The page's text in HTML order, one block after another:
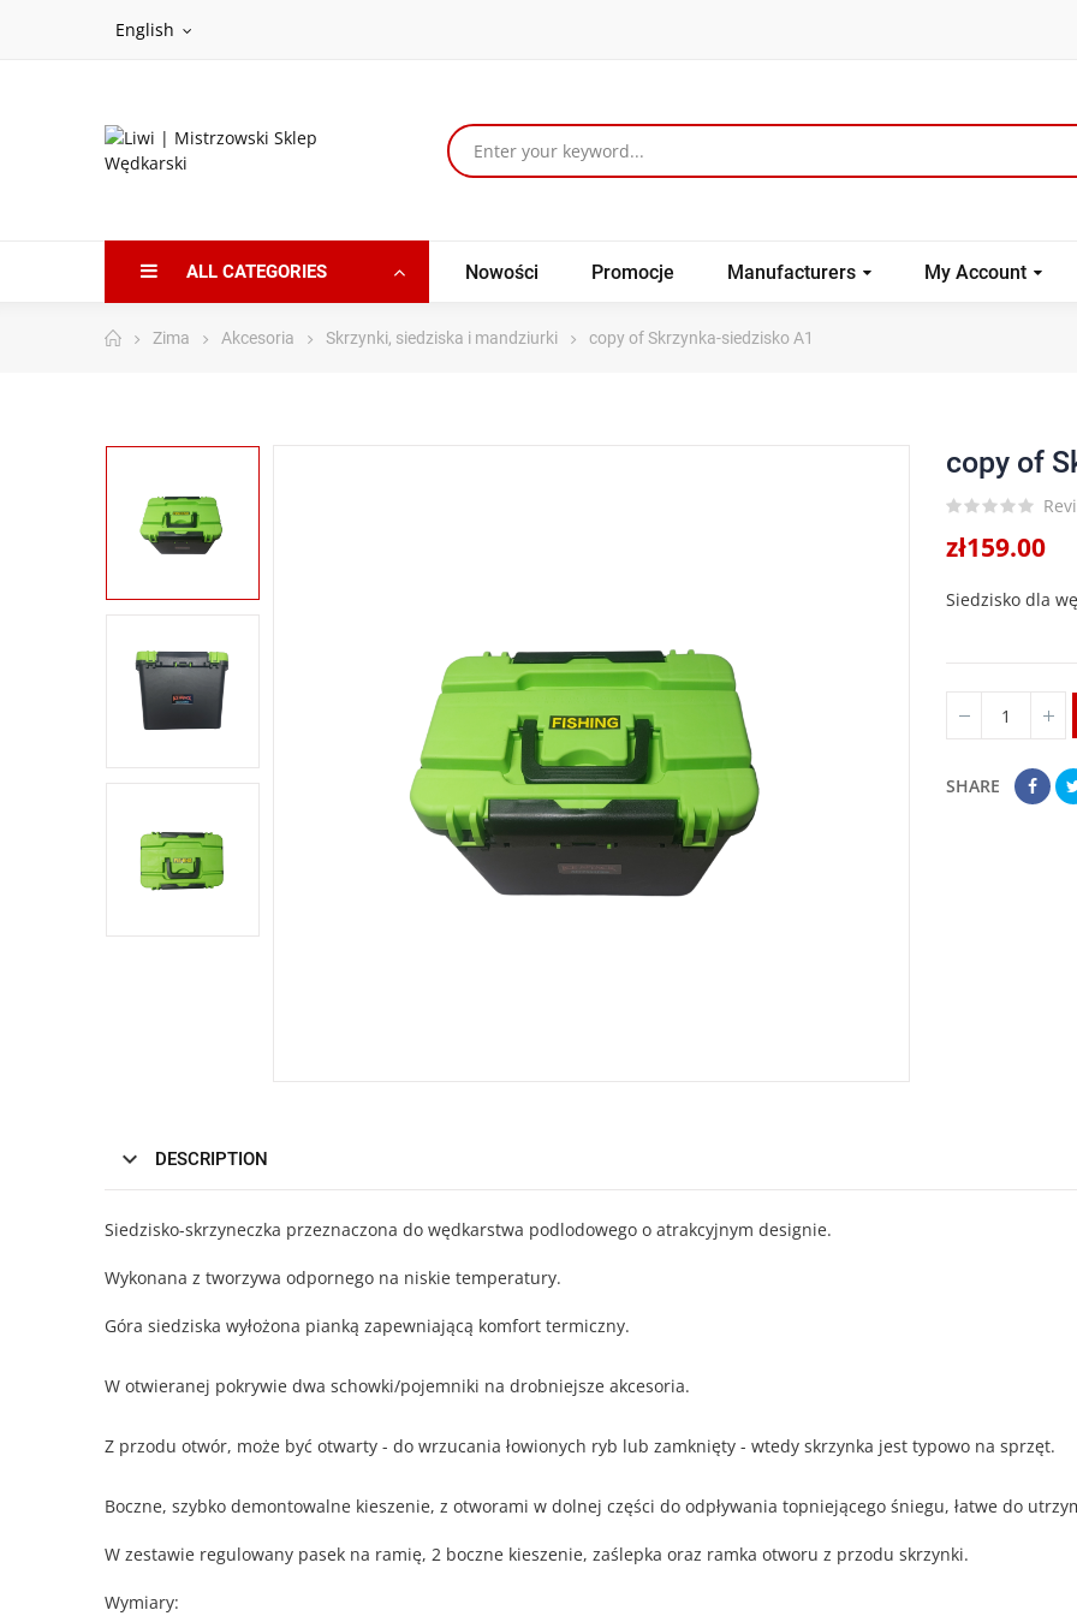
English
ALL CATEGORIES Nowości Promocje Manufacturers My Account
Zima Akcesoria Skrzynki, siedziska i mandziurki copy of Skrzynka-siedzisko A1
copy of
zł159.00
Siedzisko dla
SHARE
DESCRIPTION
Siedzisko-skrzyneczka przeznaczona do wędkarstwa podlodowego o atrakcyjnym designie.
Wykonana z tworzywa odpornego na niskie temperatury.
Góra siedziska wyłożona pianką zapewniającą komfort termiczny.
W otwieranej pokrywie dwa schowki/pojemniki na drobniejsze akcesoria.
Z przodu otwór, może być otwarty - do wrzucania łowionych ryb lub zamknięty - wtedy skrzynka jest typowo na sprzęt.
Boczne, szybko demontowalne kieszenie, z otworami w dolnej części do odpływania topniejącego śniegu, łatwe do
W zestawie regulowany pasek na ramię, 2 boczne kieszenie, zaślepka oraz ramka otworu z przodu skrzynki.
Wymiary: